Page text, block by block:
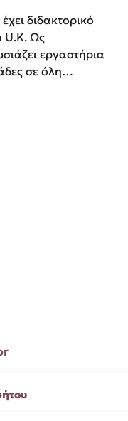
διδακτορικό
U.K. Ως
εργαστήρια
σε όλη…
Αθήνα το 1987